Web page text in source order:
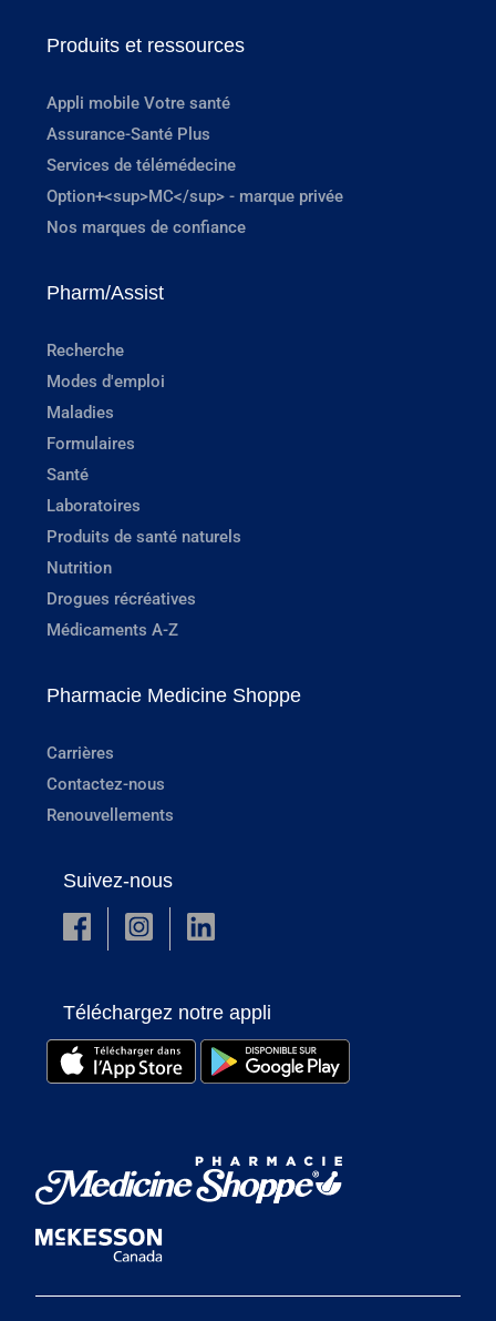
Produits et ressources
Appli mobile Votre santé
Assurance-Santé Plus
Services de télémédecine
Option+<sup>MC</sup> - marque privée
Nos marques de confiance
Pharm/Assist
Recherche
Modes d'emploi
Maladies
Formulaires
Santé
Laboratoires
Produits de santé naturels
Nutrition
Drogues récréatives
Médicaments A-Z
Pharmacie Medicine Shoppe
Carrières
Contactez-nous
Renouvellements
Suivez-nous
Téléchargez notre appli